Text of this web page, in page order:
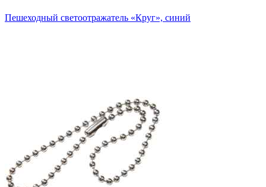
Пешеходный светоотражатель «Круг», синий